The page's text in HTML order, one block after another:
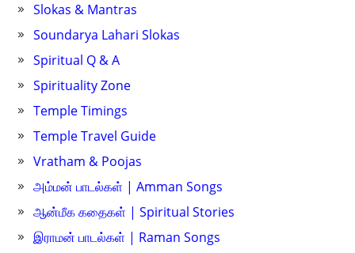
Slokas & Mantras
Soundarya Lahari Slokas
Spiritual Q & A
Spirituality Zone
Temple Timings
Temple Travel Guide
Vratham & Poojas
அம்மன் பாடல்கள் | Amman Songs
ஆன்மீக கதைகள் | Spiritual Stories
இராமன் பாடல்கள் | Raman Songs